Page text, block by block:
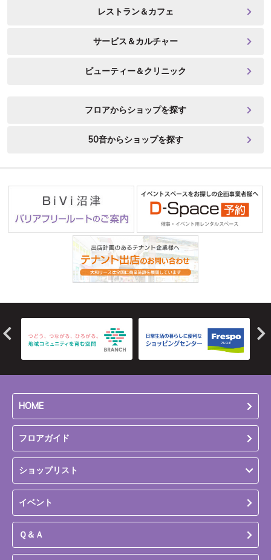
レストラン＆カフェ
サービス＆カルチャー
ビューティー＆クリニック
フロアからショップを探す
50音からショップを探す
HOME
フロアガイド
ショップリスト
イベント
Ｑ＆Ａ